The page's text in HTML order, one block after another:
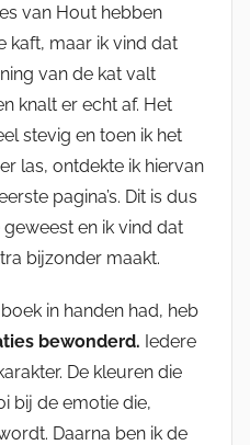
van Hout hebben
kaft, maar ik vind dat
van de kat valt
knalt er echt af. Het
stevig en toen ik het
las, ontdekte ik hiervan
pagina’s. Dit is dus
en ik vind dat
bijzonder maakt.
in handen had, heb
bewonderd. Iedere
De kleuren die
bij de emotie die,
Daarna ben ik de